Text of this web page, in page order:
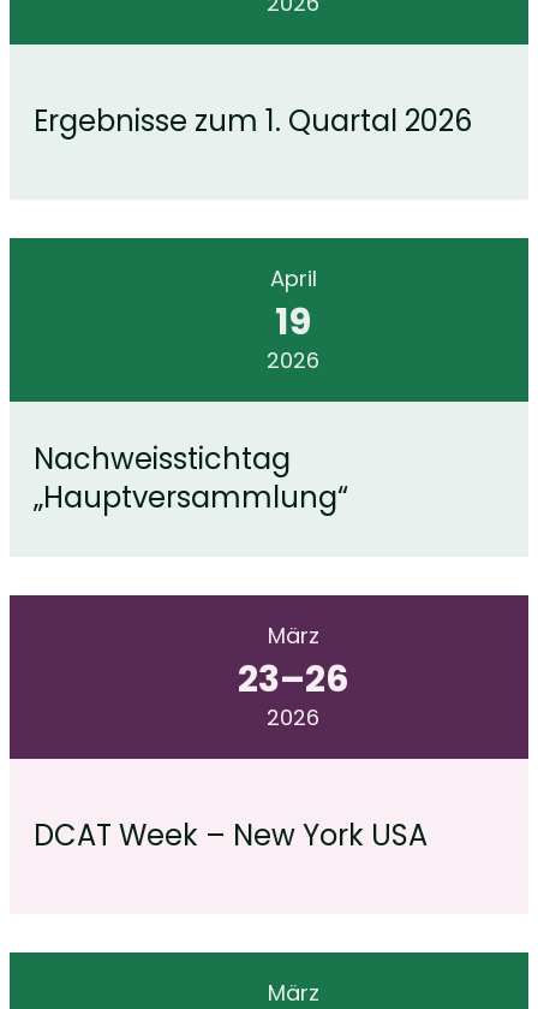
Ergebnisse zum 1. Quartal 2026
April
19
2026
Nachweisstichtag
„Hauptversammlung“
März
23–26
2026
DCAT Week – New York USA
März